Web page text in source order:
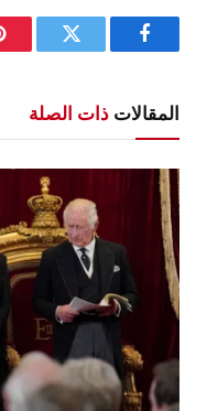
فيسبوك تويتر
المقالات ذات الصلة